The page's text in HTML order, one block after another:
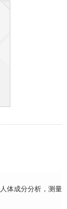
体成分分析，测量